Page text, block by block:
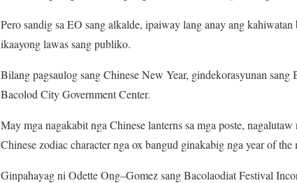
Pero sandig sa EO sang alkalde, ipaiway lang anay ang
ikaayong lawas sang publiko.
Bilang pagsaulog sang Chinese New Year, gindekorasyunan
Bacolod City Government Center.
May mga nagakabit nga Chinese lanterns sa mga poste,
Chinese zodiac character nga ox bangud ginakabig nga year of the
Ginpahayag ni Odette Ong–Gomez sang Bacolaodiat Festival